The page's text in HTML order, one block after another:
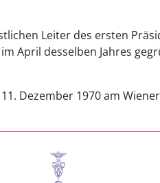
Leiter des ersten
April desselben Jahres
Dezember 1970 am